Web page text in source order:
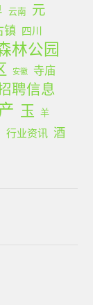
云南 元
镇 四川
林公园
安徽 寺庙
聘信息
玉 羊
行业资讯 酒